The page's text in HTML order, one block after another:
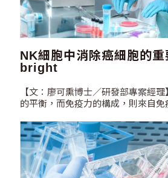
NK細胞中消除癌細胞的
bright
【文：廖可熏博士／研發部專案經理】 免疫力代表著身
的平衡，而免疫力的構成，則來自免
又稱自然殺手，擔任承先啟後的功能
死老化及受壓力之細胞外，還負責清
感染之細胞。看看NK細胞之於癌症、
(COVID-19)，有甚麼密不可分的關係吧！ NK
治療癌症的重要關鍵－CD56…